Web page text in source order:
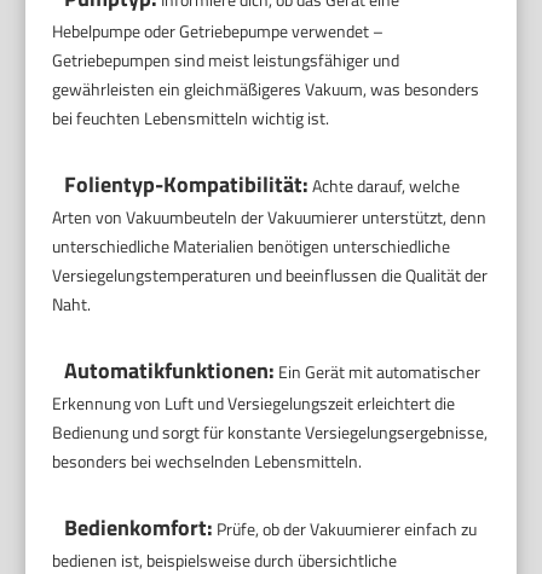
Hebelpumpe oder Getriebepumpe verwendet –
Getriebepumpen sind meist leistungsfähiger und
gewährleisten ein gleichmäßigeres Vakuum, was besonders
bei feuchten Lebensmitteln wichtig ist.
Folientyp-Kompatibilität:Achte darauf, welche
Arten von Vakuumbeuteln der Vakuumierer unterstützt, denn
unterschiedliche Materialien benötigen unterschiedliche
Versiegelungstemperaturen und beeinflussen die Qualität der
Naht.
Automatikfunktionen: Ein Gerät mit automatischer
Erkennung von Luft und Versiegelungszeit erleichtert die
Bedienung und sorgt für konstante Versiegelungsergebnisse,
besonders bei wechselnden Lebensmitteln.
Bedienkomfort: Prüfe, ob der Vakuumierer einfach zu
bedienen ist, beispielsweise durch übersichtliche